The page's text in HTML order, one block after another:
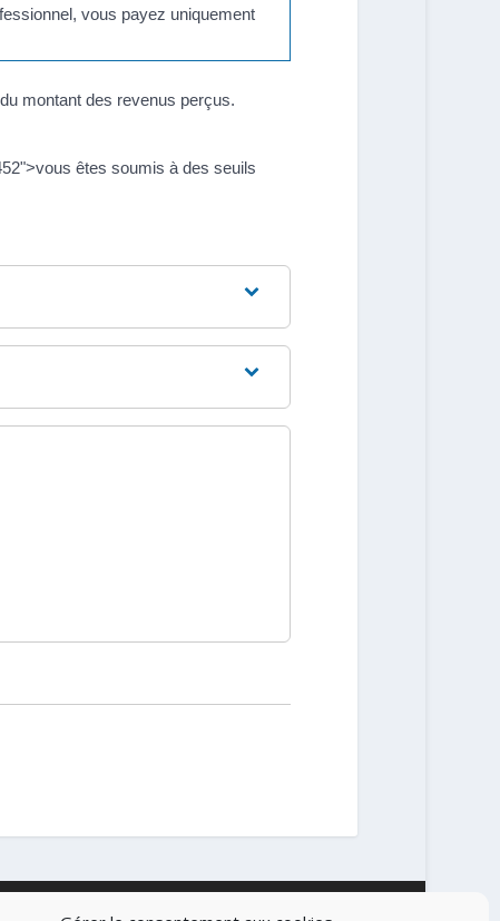
vous payez uniquement
montant des revenus perçus.
êtes soumis à des seuils